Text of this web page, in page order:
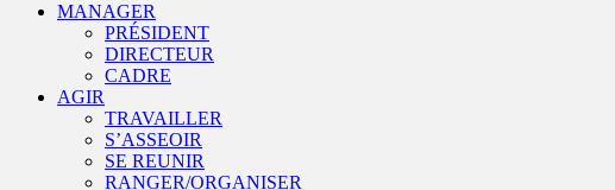
MANAGER
PRÉSIDENT
DIRECTEUR
CADRE
AGIR
TRAVAILLER
S’ASSEOIR
SE REUNIR
RANGER/ORGANISER